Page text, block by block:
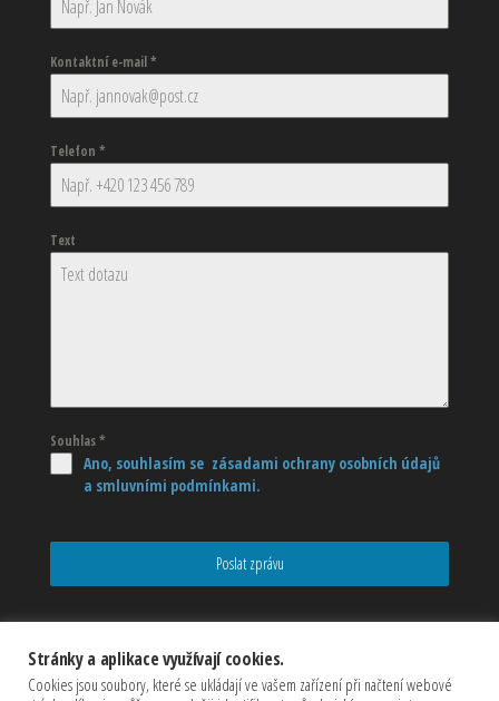
Kontaktní e-mail*
Telefon *
Text
Souhlas*
Ano, souhlasím se zásadami ochrany osobních údajů
a smluvními podmínkami.
Poslat zprávu
Stránky a aplikace využívají cookies.
Cookies jsou soubory, které se ukládají ve vašem zařízení při načtení webové